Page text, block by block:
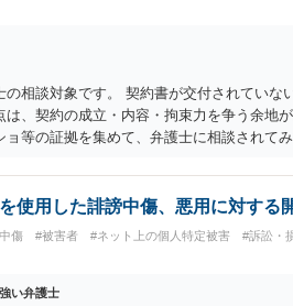
の相談対象です。 契約書が交付されていな
は、契約の成立・内容・拘束力を争う余地
ョ等の証拠を集めて、弁護士に相談されて
使用した誹謗中傷、悪用に対する
傷 #被害者 #ネット上の個人特定被害 #訴訟・
い弁護士